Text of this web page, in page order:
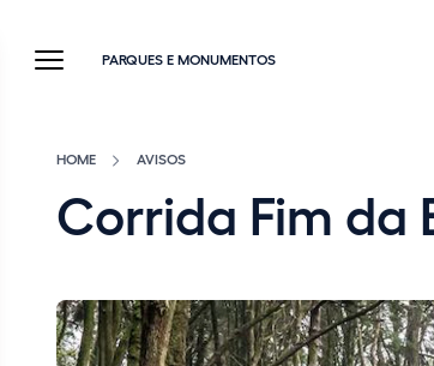
PARQUES E MONUMENTOS
HOME AVISOS
Corrida Fim da